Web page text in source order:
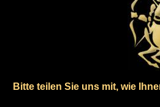
Bitte teilen Sie uns mit, wie